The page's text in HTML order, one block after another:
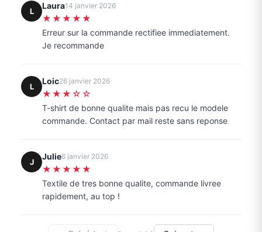
L
Laura14 janvier 2026
★★★★★
Erreur sur la commande rectifiee immediatement.
Je recommande
L
Loic26 janvier 2026
★★★☆☆
T-shirt de bonne qualite mais pas recu le modele
commande. Contact par mail reste sans reponse
J
Julie6 janvier 2026
★★★★★
Textile de tres bonne qualite, commande livree
rapidement, au top !